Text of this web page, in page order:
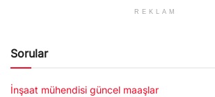
REKLAM
Sorular
İnşaat mühendisi güncel maaşlar